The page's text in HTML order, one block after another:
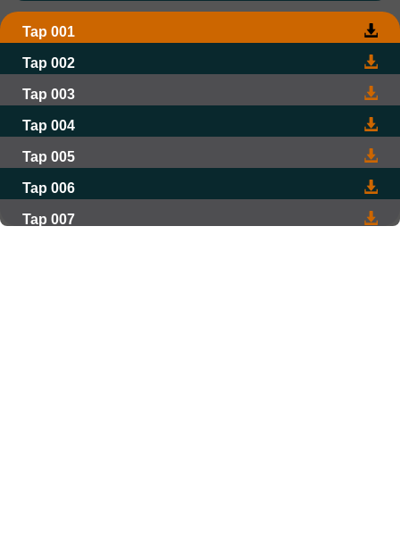
Tap 001
Tap 002
Tap 003
Tap 004
Tap 005
Tap 006
Tap 007